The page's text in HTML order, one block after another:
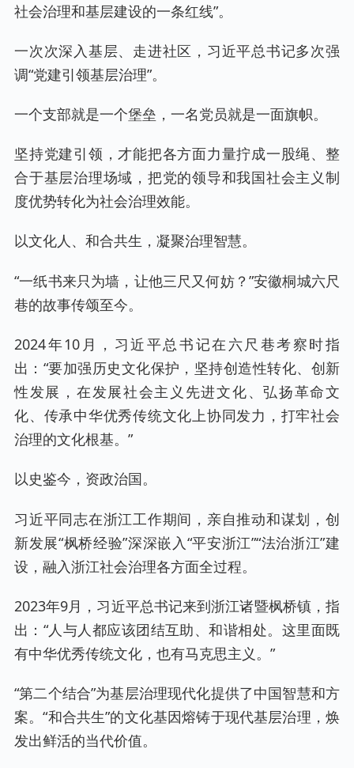
社会治理和基层建设的一条红线”。
一次次深入基层、走进社区，习近平总书记多次强
调“党建引领基层治理”。
一个支部就是一个堡垒，一名党员就是一面旗帜。
坚持党建引领，才能把各方面力量拧成一股绳、整
合于基层治理场域，把党的领导和我国社会主义制
度优势转化为社会治理效能。
以文化人、和合共生，凝聚治理智慧。
“一纸书来只为墙，让他三尺又何妨？”安徽桐城六尺
巷的故事传颂至今。
2024年10月，习近平总书记在六尺巷考察时指
出：“要加强历史文化保护，坚持创造性转化、创新
性发展，在发展社会主义先进文化、弘扬革命文
化、传承中华优秀传统文化上协同发力，打牢社会
治理的文化根基。”
以史鉴今，资政治国。
习近平同志在浙江工作期间，亲自推动和谋划，创
新发展“枫桥经验”深深嵌入“平安浙江”“法治浙江”建
设，融入浙江社会治理各方面全过程。
2023年9月，习近平总书记来到浙江诸暨枫桥镇，指
出：“人与人都应该团结互助、和谐相处。这里面既
有中华优秀传统文化，也有马克思主义。”
“第二个结合”为基层治理现代化提供了中国智慧和方
案。“和合共生”的文化基因熔铸于现代基层治理，焕
发出鲜活的当代价值。